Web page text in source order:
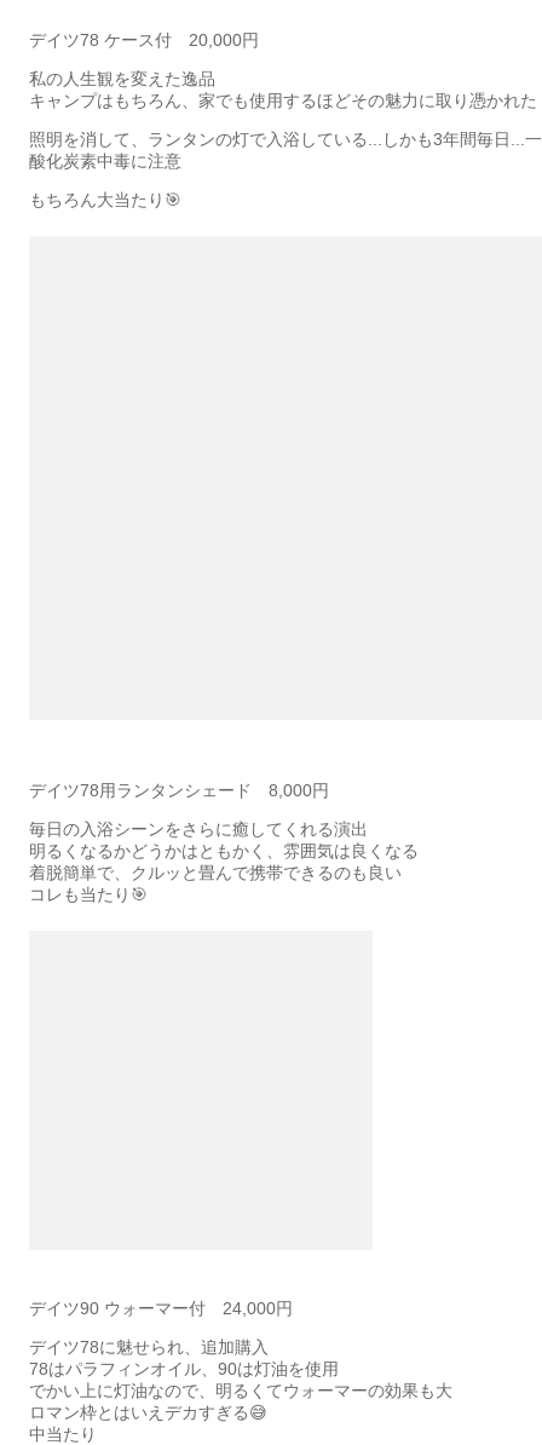
デイツ78 ケース付 20,000円
私の人生観を変えた逸品
キャンプはもちろん、家でも使用するほどその魅力に取り憑かれた
照明を消して、ランタンの灯で入浴している...しかも3年間毎日...一
酸化炭素中毒に注意
もちろん大当たり🎯
デイツ78用ランタンシェード 8,000円
毎日の入浴シーンをさらに癒してくれる演出
明るくなるかどうかはともかく、雰囲気は良くなる
着脱簡単で、クルッと畳んで携帯できるのも良い
コレも当たり🎯
デイツ90 ウォーマー付 24,000円
デイツ78に魅せられ、追加購入
78はパラフィンオイル、90は灯油を使用
でかい上に灯油なので、明るくてウォーマーの効果も大
ロマン枠とはいえデカすぎる😅
中当たり